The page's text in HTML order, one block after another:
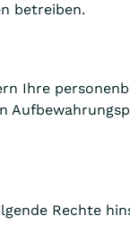
betreiben.
Ihre
Rechte